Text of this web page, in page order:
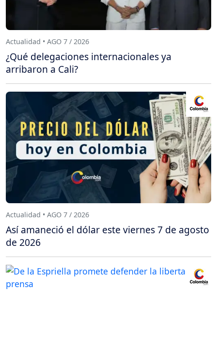
Actualidad • AGO 7 / 2026
¿Qué delegaciones internacionales ya
arribaron a Cali?
Actualidad • AGO 7 / 2026
Así amaneció el dólar este viernes 7 de agosto
de 2026